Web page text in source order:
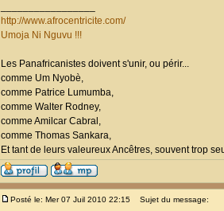
http://www.afrocentricite.com/
Umoja Ni Nguvu !!!
Les Panafricanistes doivent s'unir, ou périr...
comme Um Nyobè,
comme Patrice Lumumba,
comme Walter Rodney,
comme Amilcar Cabral,
comme Thomas Sankara,
Et tant de leurs valeureux Ancêtres, souvent trop
Posté le: Mer 07 Juil 2010 22:15 Sujet du message: